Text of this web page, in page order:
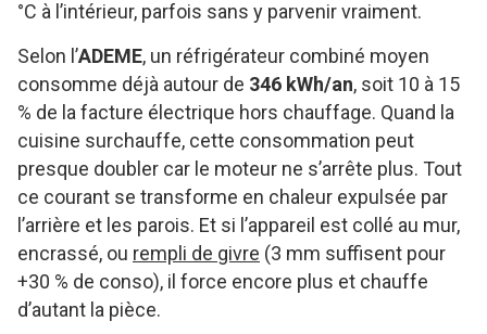
°C à l’intérieur, parfois sans y parvenir vraiment.
Selon l’ADEME, un réfrigérateur combiné moyen
consomme déjà autour de 346 kWh/an, soit 10 à 15
% de la facture électrique hors chauffage. Quand la
cuisine surchauffe, cette consommation peut
presque doubler car le moteur ne s’arrête plus. Tout
ce courant se transforme en chaleur expulsée par
l’arrière et les parois. Et si l’appareil est collé au mur,
encrassé, ou rempli de givre (3 mm suffisent pour
+30 % de conso), il force encore plus et chauffe
d’autant la pièce.